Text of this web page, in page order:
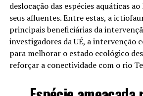
deslocação das espécies aquáticas
seus afluentes. Entre estas, a
principais beneficiárias da
investigadores da UÉ, a intervenção
para melhorar o estado ecológico
reforçar a conectividade com o rio